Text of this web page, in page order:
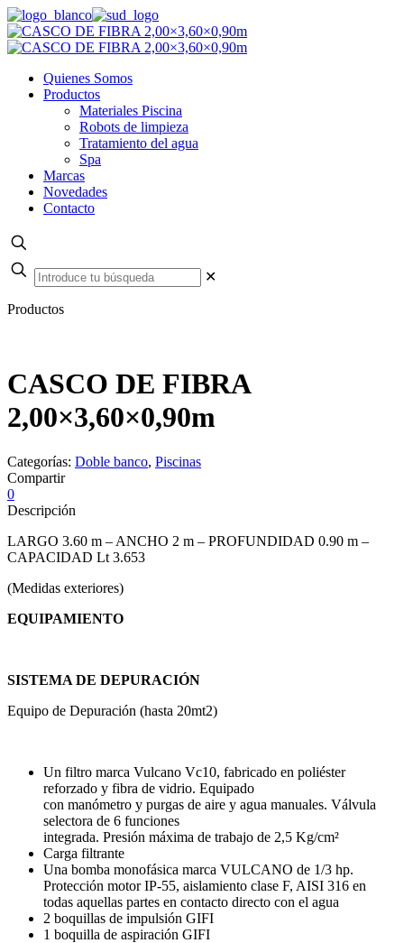
Quienes Somos
Productos
Materiales Piscina
Robots de limpieza
Tratamiento del agua
Spa
Marcas
Novedades
Contacto
✕
Productos
CASCO DE FIBRA
2,00×3,60×0,90m
Categorías: Doble banco, Piscinas
Compartir
0
Descripción
LARGO 3.60 m – ANCHO 2 m – PROFUNDIDAD 0.90 m –
CAPACIDAD Lt 3.653
(Medidas exteriores)
EQUIPAMIENTO
SISTEMA DE DEPURACIÓN
Equipo de Depuración (hasta 20mt2)
Un filtro marca Vulcano Vc10, fabricado en poliéster
reforzado y fibra de vidrio. Equipado
con manómetro y purgas de aire y agua manuales. Válvula
selectora de 6 funciones
integrada. Presión máxima de trabajo de 2,5 Kg/cm²
Carga filtrante
Una bomba monofásica marca VULCANO de 1/3 hp.
Protección motor IP-55, aislamiento clase F, AISI 316 en
todas aquellas partes en contacto directo con el agua
2 boquillas de impulsión GIFI
1 boquilla de aspiración GIFI